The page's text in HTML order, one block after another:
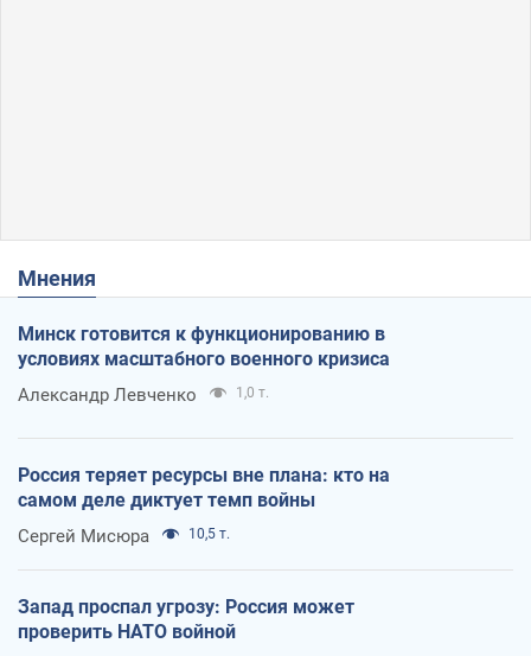
Мнения
Минск готовится к функционированию в
условиях масштабного военного кризиса
Александр Левченко 1,0 т.
Россия теряет ресурсы вне плана: кто на
самом деле диктует темп войны
Сергей Мисюра 10,5 т.
Запад проспал угрозу: Россия может
проверить НАТО войной